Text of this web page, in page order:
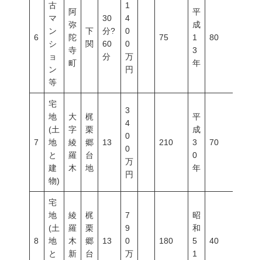
6
古
マ
ン
シ
ョ
ン
等
阿
弥
陀
寺
町
下
関
30
分?
60
分
1
4
0
0
万
円
75
平
成
1
3
年
80
7
宅
地
(土
地
と
建
物)
大
字
綾
羅
木
梶
栗
郷
台
地
13
3
4
0
0
万
円
210
平
成
3
0
年
70
8
宅
地
(土
地
と
綾
羅
木
新
梶
栗
郷
台
13
7
9
0
万
180
昭
和
5
1
40